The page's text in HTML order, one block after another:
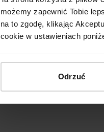
możemy zapewnić Tobie
na to zgodę, klikając
cookie w ustawieniach
Odrzuć
C.1